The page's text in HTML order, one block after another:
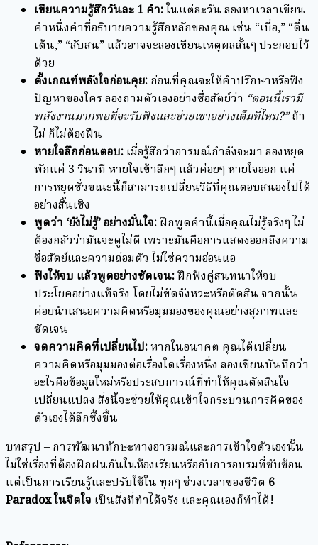
เขียนความรู้สึกวันละ 1คำ:ในแต่ละวัน ลองหาเวลาเขียน
คำหนึ่งคำที่อธิบายความรู้สึกหลักของคุณ เช่น “เบื่อ,” “ตื่น
เต้น,” “สับสน” แล้วอาจจะลองเขียนเหตุผลสั้นๆ ประกอบไว้
ด้วย
ตั้งเกณฑ์พลังใจก่อนคุย:ก่อนที่คุณจะให้คำปรึกษาหรือฟัง
ปัญหาของใคร ลองถามตัวเองอย่างซื่อสัตย์ว่า “ตอนนี้เรามี
พลังงานมากพอที่จะรับฟังและช่วยเขาอย่างเต็มที่ไหม?”ถ้า
ไม่ ก็ไม่ต้องฝืน
หายใจลึกก่อนตอบ:เมื่อรู้สึกว่าอารมณ์กำลังจะมา ลองหยุด
พักแค่ 3 วินาที หายใจเข้าลึกๆ แล้วค่อยๆ หายใจออก แค่
การหยุดชั่วขณะนี้ก็สามารถเปลี่ยนวิธีที่คุณตอบสนองไปได้
อย่างสิ้นเชิง
พูดว่า ‘ยังไม่รู้’ อย่างมั่นใจ:ฝึกพูดคำนี้เมื่อคุณไม่รู้จริงๆ ไม่
ต้องกลัวว่ามันจะดูไม่ดี เพราะมันคือการแสดงออกถึงความ
ซื่อสัตย์และความถ่อมตัว ไม่ใช่ความอ่อนแอ
ฟังให้จบ แล้วพูดอย่างชัดเจน:ฝึกฟังคู่สนทนาให้จบ
ประโยคอย่างแท้จริง โดยไม่ขัดจังหวะหรือตัดสิน จากนั้น
ค่อยนำเสนอความคิดหรือมุมมองของคุณอย่างสุภาพและ
ชัดเจน
จดความคิดที่เปลี่ยนไป:หากในอนาคต คุณได้เปลี่ยน
ความคิดหรือมุมมองต่อเรื่องใดเรื่องหนึ่ง ลองเขียนบันทึกว่า
อะไรคือข้อมูลใหม่หรือประสบการณ์ที่ทำให้คุณตัดสินใจ
เปลี่ยนแปลง สิ่งนี้จะช่วยให้คุณเข้าใจกระบวนการคิดของ
ตัวเองได้ลึกซึ้งขึ้น
บทสรุป – การพัฒนาทักษะทางอารมณ์และการเข้าใจตัวเองนั้น
ไม่ใช่เรื่องที่ต้องฝึกฝนกันในห้องเรียนหรือกับการอบรมที่ซับซ้อน
แต่เป็นการเรียนรู้และปรับใช้ใน ทุกๆ ช่วงเวลาของชีวิต 6
Paradox ในจิตใจ เป็นสิ่งที่ทำได้จริง และคุณเองก็ทำได้!